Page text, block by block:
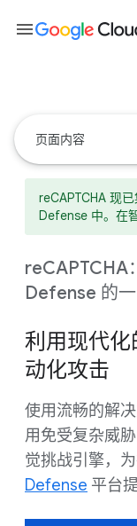
页面内容
reCAPTCHA 现
Defense 中。在
reCAPTCHA
Defense 的
利用现代
动化攻击
使用流畅的解
用免受复杂威
觉挑战引擎，
Defense 平台
menu